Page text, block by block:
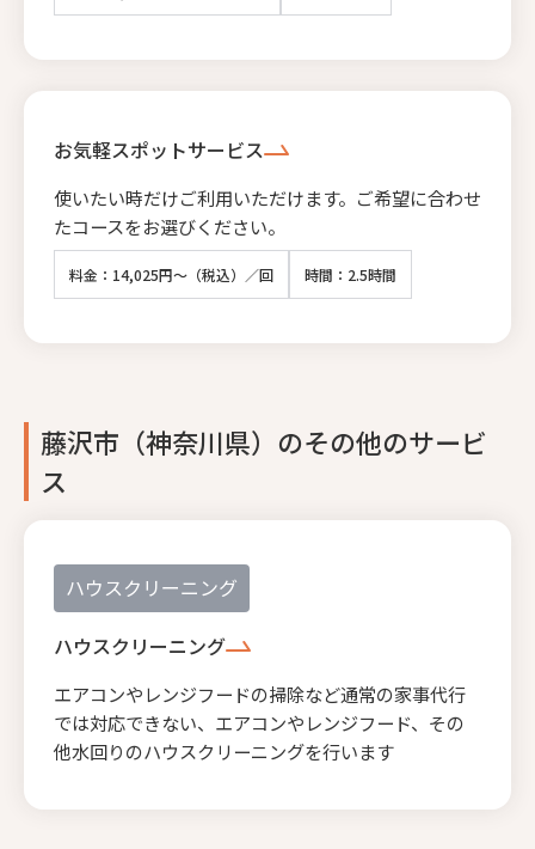
お気軽スポットサービス
使いたい時だけご利用いただけます。ご希望に合わせ
たコースをお選びください。
料金：14,025円～（税込）／回 時間：2.5時間
藤沢市（神奈川県）のその他のサービ
ス
ハウスクリーニング
ハウスクリーニング
エアコンやレンジフードの掃除など通常の家事代行
では対応できない、エアコンやレンジフード、その
他水回りのハウスクリーニングを行います